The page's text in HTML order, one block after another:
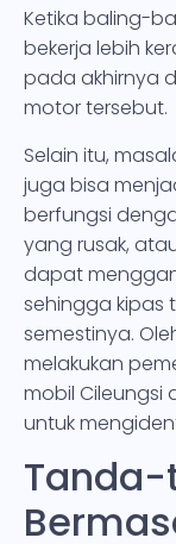
Ketika baling-
bekerja lebih
pada akhirnya
motor tersebut.
Selain itu,
juga bisa
berfungsi
yang rusak,
dapat
sehingga kipas
semestinya.
melakukan
mobil Cileungsi
untuk
Tanda-